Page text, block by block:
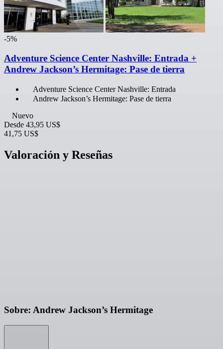
-5%
Adventure Science Center Nashville: Entrada +
Andrew Jackson’s Hermitage: Pase de tierra
Adventure Science Center Nashville: Entrada
Andrew Jackson’s Hermitage: Pase de tierra
Nuevo
Desde 43,95 US$
41,75 US$
Valoración y Reseñas
Sobre: Andrew Jackson’s Hermitage